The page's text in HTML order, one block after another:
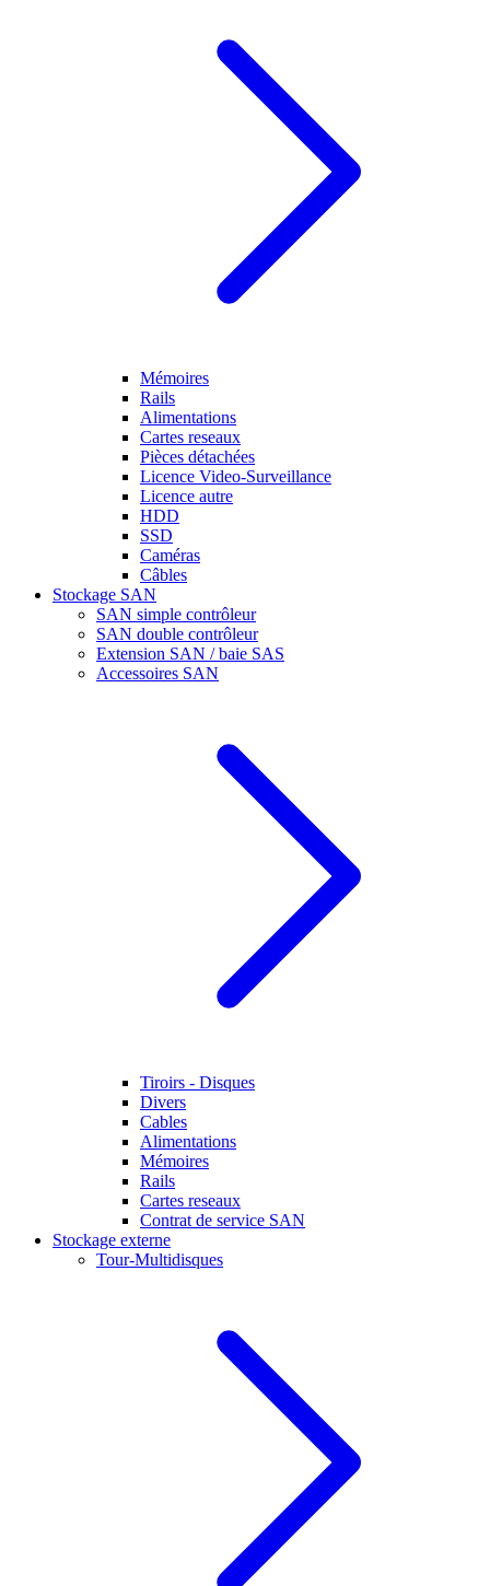
Mémoires
Rails
Alimentations
Cartes reseaux
Pièces détachées
Licence Video-Surveillance
Licence autre
HDD
SSD
Caméras
Câbles
Stockage SAN
SAN simple contrôleur
SAN double contrôleur
Extension SAN / baie SAS
Accessoires SAN
Tiroirs - Disques
Divers
Cables
Alimentations
Mémoires
Rails
Cartes reseaux
Contrat de service SAN
Stockage externe
Tour-Multidisques